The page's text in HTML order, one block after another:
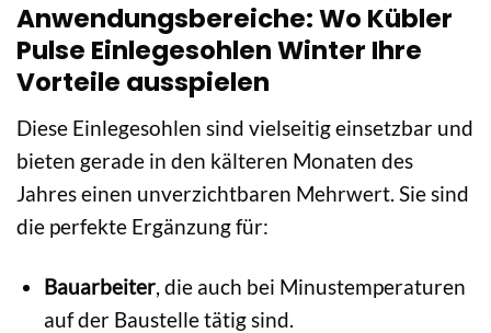
Anwendungsbereiche: Wo Kübler
Pulse Einlegesohlen Winter Ihre
Vorteile ausspielen
Diese Einlegesohlen sind vielseitig einsetzbar und
bieten gerade in den kälteren Monaten des
Jahres einen unverzichtbaren Mehrwert. Sie sind
die perfekte Ergänzung für:
Bauarbeiter, die auch bei Minustemperaturen
auf der Baustelle tätig sind.